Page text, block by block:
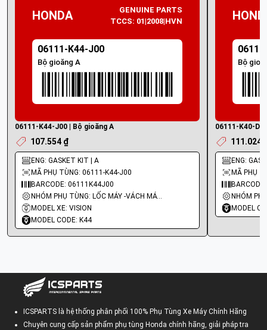
HONDA
GENUINE PARTS
TCCS: 01|2008|HVN
06111-K44-J00
Bộ gioăng A
06111-K44-J00 | Bộ gioăng A
107.554 ₫
ENG: GASKET KIT | A
MÃ PHỤ TÙNG: 06111-K44-J00
BARCODE: 06111K44J00
NHÓM PHỤ TÙNG: LỐC MÁY -VÁCH MÁY - GIOĂNG MÁY
MODEL XE: VISION
MODEL CODE: K44
Bộ
06111-K40-
111.024
ENG:
MÃ PHỤ
MODEL
ICSPARTS là hệ thống phân phối 100% Phụ Tùng Xe Máy Chính Hãng
Chuyên cung cấp sản phẩm phụ tùng Honda chính hãng, giải pháp tra